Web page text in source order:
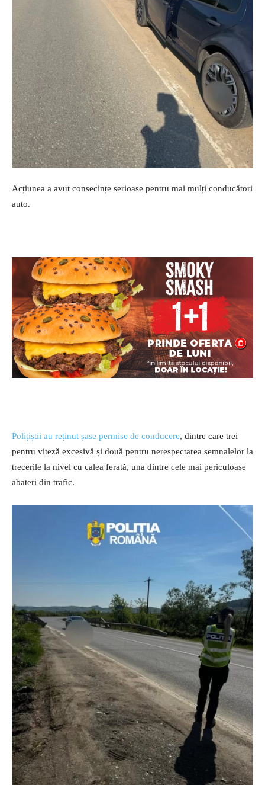
Acțiunea a avut consecințe serioase pentru mai mulți conducători
auto.
Polițiștii au reținut șase permise de conducere, dintre care trei
pentru viteză excesivă și două pentru nerespectarea semnalelor la
trecerile la nivel cu calea ferată, una dintre cele mai periculoase
abateri din trafic.